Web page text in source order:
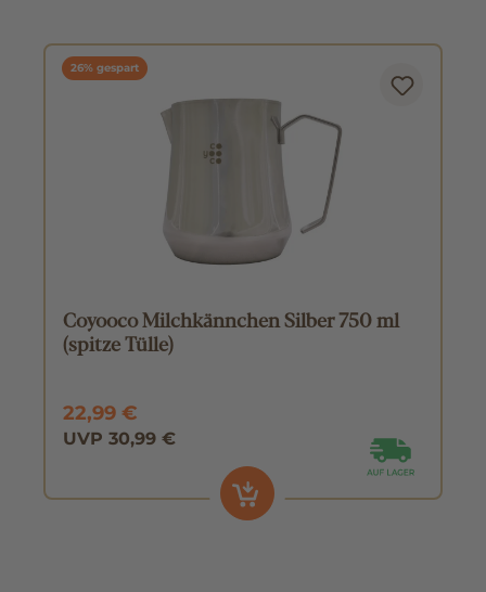
26% gespart
Coyooco Milchkännchen Silber 750 ml
(spitze Tülle)
22,99 €
UVP 30,99 €